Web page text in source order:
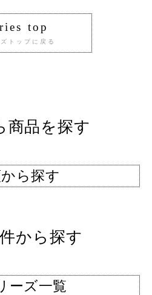
top
トップに戻る
商品を探す
ら探す
から探す
ーズ一覧